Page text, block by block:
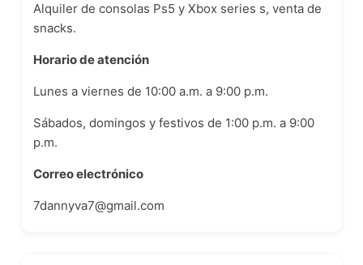
Alquiler de consolas Ps5 y Xbox series s, venta de
snacks.
Horario de atención
Lunes a viernes de 10:00 a.m. a 9:00 p.m.
Sábados, domingos y festivos de 1:00 p.m. a 9:00
p.m.
Correo electrónico
7dannyva7@gmail.com